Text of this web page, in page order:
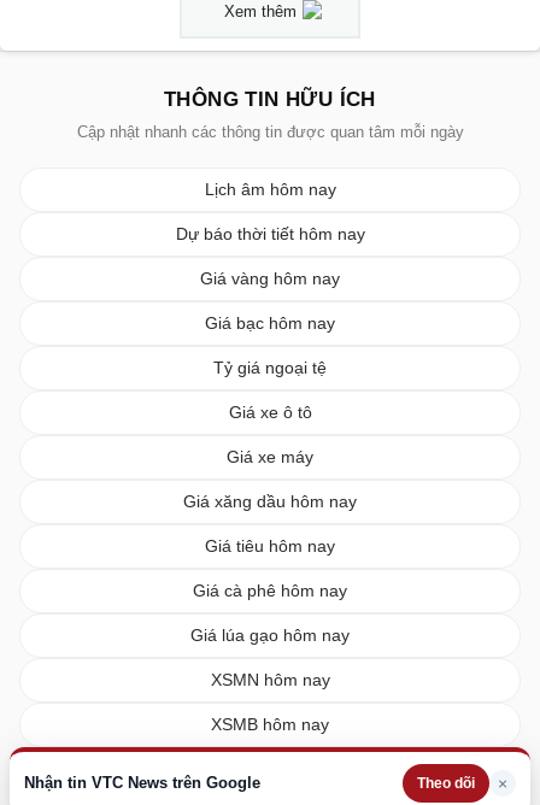
Nhận tin VTC News trên Google Theo dõi ×
Xem thêm
THÔNG TIN HỮU ÍCH
Cập nhật nhanh các thông tin được quan tâm mỗi ngày
Lịch âm hôm nay
Dự báo thời tiết hôm nay
Giá vàng hôm nay
Giá bạc hôm nay
Tỷ giá ngoại tệ
Giá xe ô tô
Giá xe máy
Giá xăng dầu hôm nay
Giá tiêu hôm nay
Giá cà phê hôm nay
Giá lúa gạo hôm nay
XSMN hôm nay
XSMB hôm nay